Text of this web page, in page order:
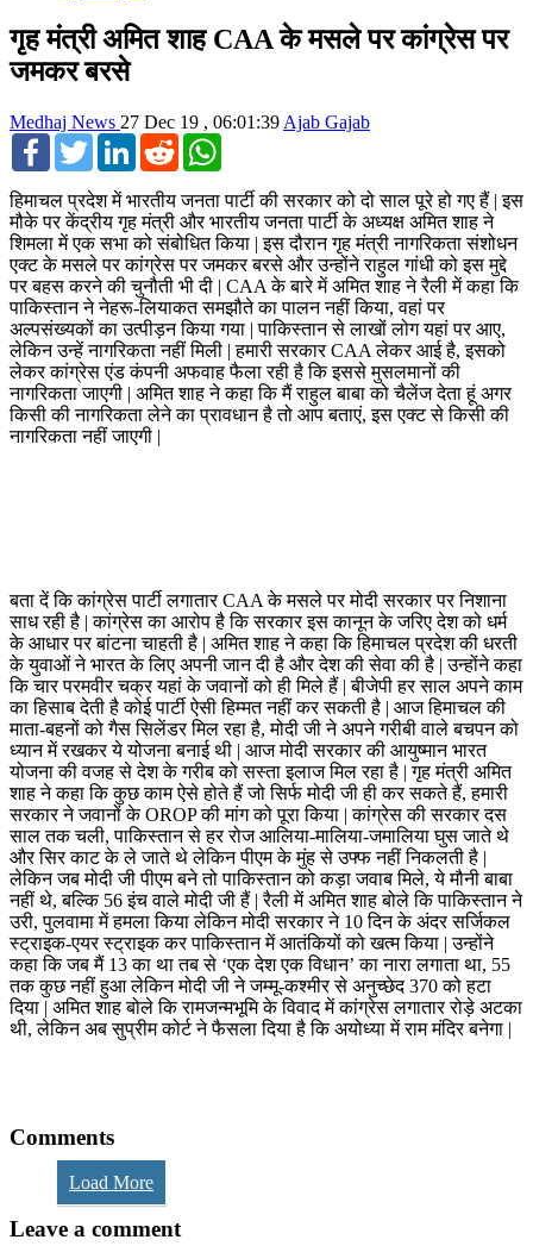
गृह मंत्री अमित शाह CAA के मसले पर कांग्रेस पर
जमकर बरसे
Medhaj News 27 Dec 19 , 06:01:39 Ajab Gajab
FacebookTwitterLinkedInReddit
हिमाचल प्रदेश में भारतीय जनता पार्टी की सरकार को दो साल पूरे हो गए हैं | इस
मौके पर केंद्रीय गृह मंत्री और भारतीय जनता पार्टी के अध्यक्ष अमित शाह ने
शिमला में एक सभा को संबोधित किया | इस दौरान गृह मंत्री नागरिकता संशोधन
एक्ट के मसले पर कांग्रेस पर जमकर बरसे और उन्होंने राहुल गांधी को इस मुद्दे
पर बहस करने की चुनौती भी दी | CAA के बारे में अमित शाह ने रैली में कहा कि
पाकिस्तान ने नेहरू-लियाकत समझौते का पालन नहीं किया, वहां पर
अल्पसंख्यकों का उत्पीड़न किया गया | पाकिस्तान से लाखों लोग यहां पर आए,
लेकिन उन्हें नागरिकता नहीं मिली | हमारी सरकार CAA लेकर आई है, इसको
लेकर कांग्रेस एंड कंपनी अफवाह फैला रही है कि इससे मुसलमानों की
नागरिकता जाएगी | अमित शाह ने कहा कि मैं राहुल बाबा को चैलेंज देता हूं अगर
किसी की नागरिकता लेने का प्रावधान है तो आप बताएं, इस एक्ट से किसी की
नागरिकता नहीं जाएगी |
बता दें कि कांग्रेस पार्टी लगातार CAA के मसले पर मोदी सरकार पर निशाना
साध रही है | कांग्रेस का आरोप है कि सरकार इस कानून के जरिए देश को धर्म
के आधार पर बांटना चाहती है | अमित शाह ने कहा कि हिमाचल प्रदेश की धरती
के युवाओं ने भारत के लिए अपनी जान दी है और देश की सेवा की है | उन्होंने कहा
कि चार परमवीर चक्र यहां के जवानों को ही मिले हैं | बीजेपी हर साल अपने काम
का हिसाब देती है कोई पार्टी ऐसी हिम्मत नहीं कर सकती है | आज हिमाचल की
माता-बहनों को गैस सिलेंडर मिल रहा है, मोदी जी ने अपने गरीबी वाले बचपन को
ध्यान में रखकर ये योजना बनाई थी | आज मोदी सरकार की आयुष्मान भारत
योजना की वजह से देश के गरीब को सस्ता इलाज मिल रहा है | गृह मंत्री अमित
शाह ने कहा कि कुछ काम ऐसे होते हैं जो सिर्फ मोदी जी ही कर सकते हैं, हमारी
सरकार ने जवानों के OROP की मांग को पूरा किया | कांग्रेस की सरकार दस
साल तक चली, पाकिस्तान से हर रोज आलिया-मालिया-जमालिया घुस जाते थे
और सिर काट के ले जाते थे लेकिन पीएम के मुंह से उफ्फ नहीं निकलती है |
लेकिन जब मोदी जी पीएम बने तो पाकिस्तान को कड़ा जवाब मिले, ये मौनी बाबा
नहीं थे, बल्कि 56 इंच वाले मोदी जी हैं | रैली में अमित शाह बोले कि पाकिस्तान ने
उरी, पुलवामा में हमला किया लेकिन मोदी सरकार ने 10 दिन के अंदर सर्जिकल
स्ट्राइक-एयर स्ट्राइक कर पाकिस्तान में आतंकियों को खत्म किया | उन्होंने
कहा कि जब मैं 13 का था तब से ‘एक देश एक विधान’ का नारा लगाता था, 55
तक कुछ नहीं हुआ लेकिन मोदी जी ने जम्मू-कश्मीर से अनुच्छेद 370 को हटा
दिया | अमित शाह बोले कि रामजन्मभूमि के विवाद में कांग्रेस लगातार रोड़े अटका
थी, लेकिन अब सुप्रीम कोर्ट ने फैसला दिया है कि अयोध्या में राम मंदिर बनेगा |
Comments
Load More
Leave a comment